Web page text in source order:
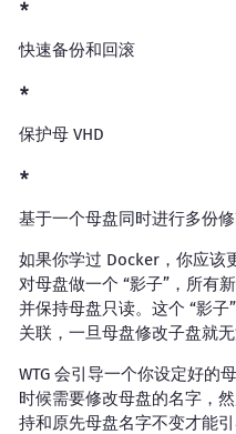
快速备份和回滚
保护母 VHD
基于一个母盘同时进行多份修
如果你学过 Docker，你应该
对母盘做一个 “影子”，所有
并保持母盘只读。这个 “影子
关联，一旦母盘修改子盘就无
WTG 会引导一个你设定好的
时候需要修改母盘的名字，
持和原先母盘名字不变才能引